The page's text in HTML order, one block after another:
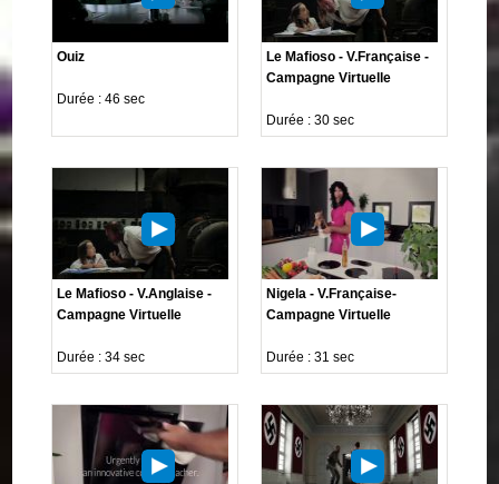
Ouiz
Durée : 46 sec
Le Mafioso - V.Française -
Campagne Virtuelle
Durée : 30 sec
Le Mafioso - V.Anglaise -
Campagne Virtuelle
Durée : 34 sec
Nigela - V.Française-
Campagne Virtuelle
Durée : 31 sec